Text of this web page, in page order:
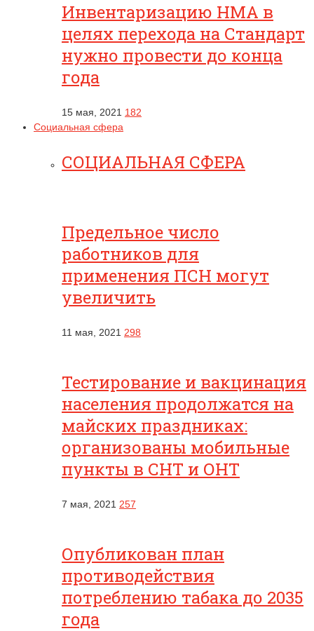
Инвентаризацию НМА в
целях перехода на Стандарт
нужно провести до конца
года
15 мая, 2021 182
Социальная сфера
СОЦИАЛЬНАЯ СФЕРА
Предельное число
работников для
применения ПСН могут
увеличить
11 мая, 2021 298
Тестирование и вакцинация
населения продолжатся на
майских праздниках:
организованы мобильные
пункты в СНТ и ОНТ
7 мая, 2021 257
Опубликован план
противодействия
потреблению табака до 2035
года